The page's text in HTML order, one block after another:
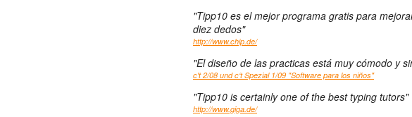
"Tipp10 es el mejor programa gratis para
diez dedos"
http://www.chip.de/
"El diseño de las practicas está muy cómodo y
c't 2/08 und c‘t Spezial 1/09 "Software para los niños"
"Tipp10 is certainly one of the best typing tutors"
http://www.giga.de/